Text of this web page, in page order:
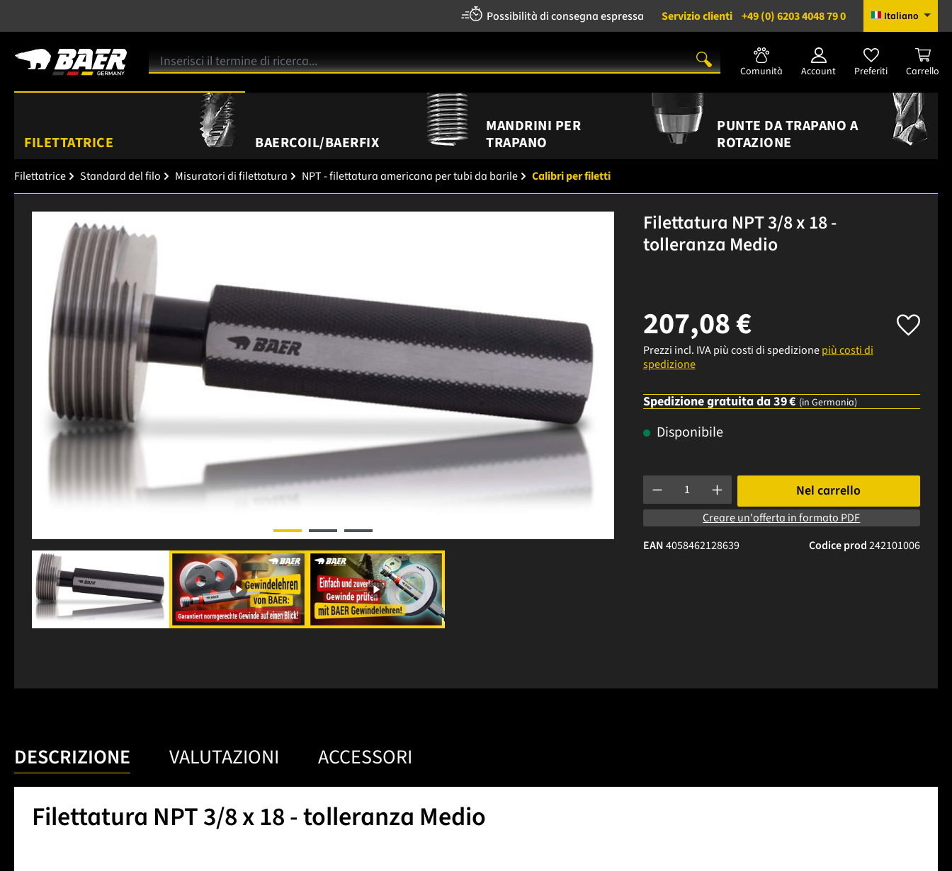
Possibilità di consegna espressa Servizio clienti +49 (0) 6203 4048 79 0 Italiano
Comunità Account Preferiti Carrello
FILETTATRICE BAERCOIL/BAERFIX
MANDRINI PER
TRAPANO
PUNTE DA TRAPANO A
ROTAZIONE
Filettatrice Standard del filo Misuratori di filettatura NPT - filettatura americana per tubi da barile Calibri per filetti
Salta la galleria di immagini
Filettatura NPT 3/8 x 18 -
tolleranza Medio
207,08 €
Prezzi incl. IVA più costi di spedizionepiù costi di
spedizione
Spedizione gratuita da 39 € (in Germania)
Disponibile
Quantità del prodotto: inserisci la quantità desiderata o usa i
Nel carrello
Creare un'offerta in formato PDF
Codice prod242101006
EAN4058462128639
DESCRIZIONE VALUTAZIONI ACCESSORI
Filettatura NPT 3/8 x 18 - tolleranza Medio